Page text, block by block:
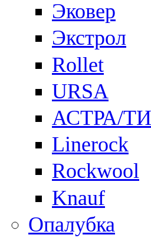
Эковер
Экстрол
Rollet
URSA
АСТРА/
Linerock
Rockwool
Knauf
Опалубка